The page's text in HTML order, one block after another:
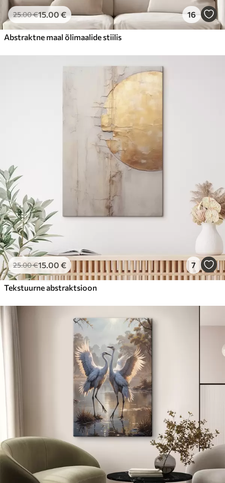
25.00€15.00€ 16
Abstraktne maal õlimaalide stiilis
25.00€15.00 € 7
Tekstuurne abstraktsioon